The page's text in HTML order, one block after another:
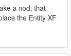
a nod, that
the Entity XF